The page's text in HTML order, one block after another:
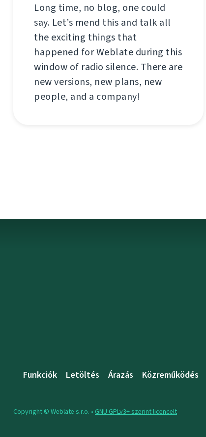
Long time, no blog, one could
say. Let’s mend this and talk all
the exciting things that
happened for Weblate during this
window of radio silence. There are
new versions, new plans, new
people, and a company!
Funkciók Letöltés Árazás Közreműködés
Copyright © Weblate s.r.o. • GNU GPLv3+ szerint licencelt